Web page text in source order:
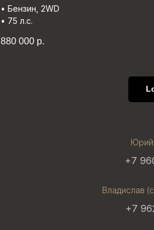
• Бензин, 2WD
• 75 л.с.
880 000 р.
Юрий
+7
Владислав
+7